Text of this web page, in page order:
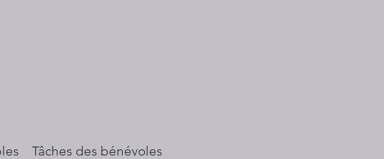
Tâches des bénévoles